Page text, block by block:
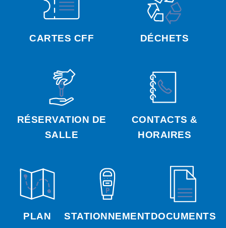
CARTES CFF DÉCHETS
RÉSERVATION DE
SALLE
CONTACTS &
HORAIRES
PLAN STATIONNEMENTDOCUMENTS